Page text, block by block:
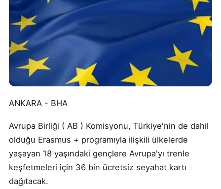
ANKARA - BHA
Avrupa Birliği ( AB ) Komisyonu, Türkiye'nin de dahil
olduğu Erasmus + programıyla ilişkili ülkelerde
yaşayan 18 yaşındaki gençlere Avrupa'yı trenle
keşfetmeleri için 36 bin ücretsiz seyahat kartı
dağıtacak.